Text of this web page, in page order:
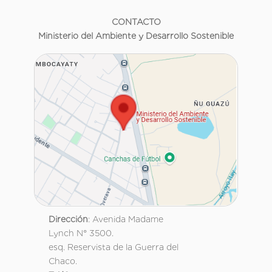
CONTACTO
Ministerio del Ambiente y Desarrollo Sostenible
Dirección: Avenida Madame
Lynch N° 3500.
esq. Reservista de la Guerra del
Chaco.